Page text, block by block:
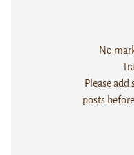
No
Please
posts